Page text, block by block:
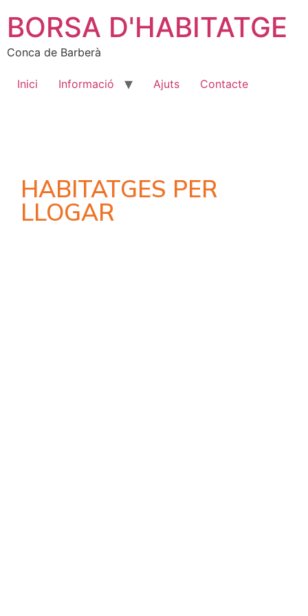
BORSA D'HABITATGE
Conca de Barberà
Inici Informació Ajuts Contacte
HABITATGES PER
LLOGAR